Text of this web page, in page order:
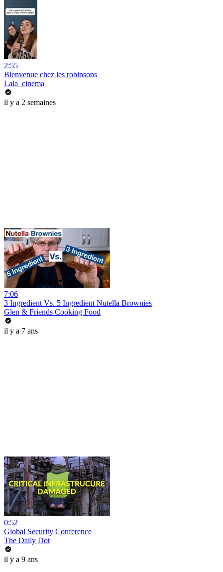
2:55
Bienvenue chez les robinsons
Lala_cinema
il y a 2 semaines
7:06
3 Ingredient Vs. 5 Ingredient Nutella Brownies
Glen & Friends Cooking Food
il y a 7 ans
0:52
Global Security Conference
The Daily Dot
il y a 9 ans